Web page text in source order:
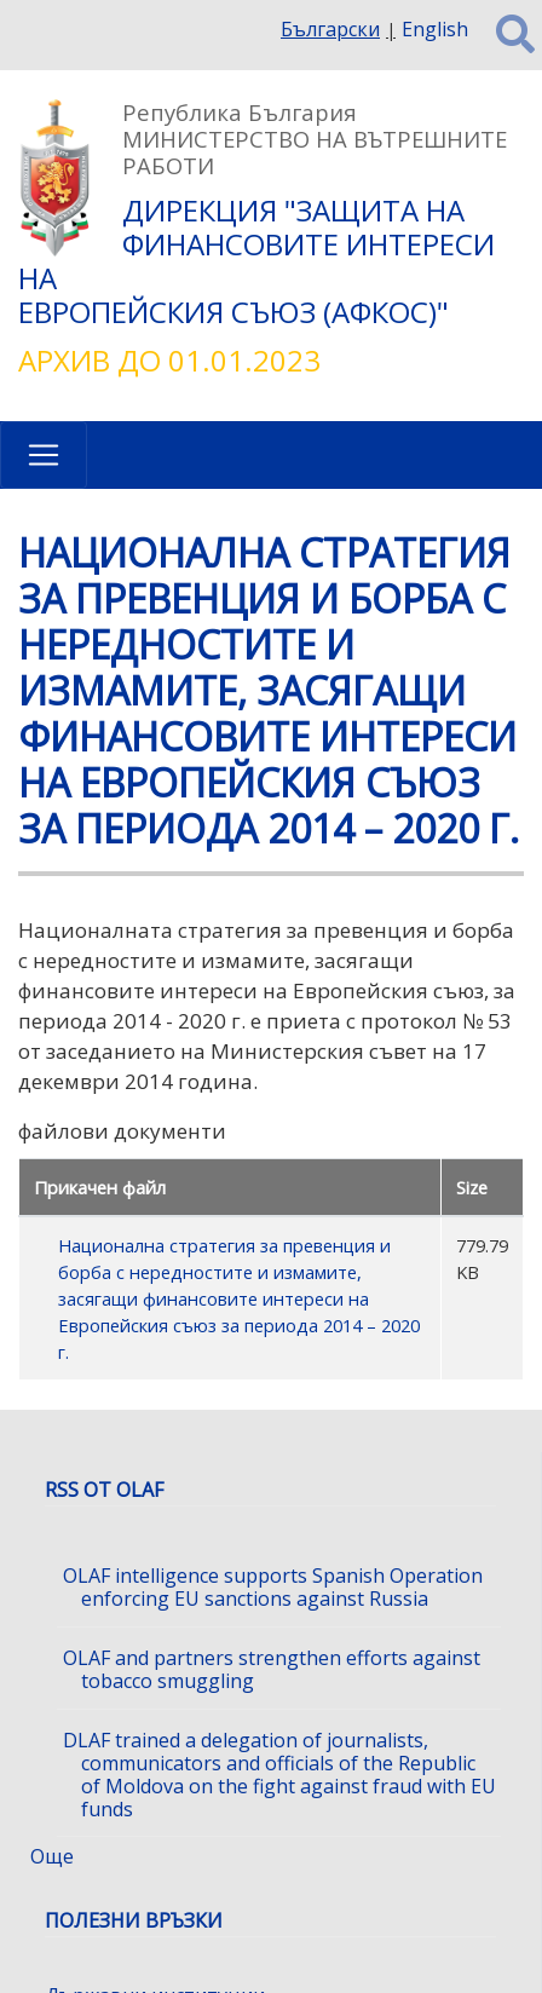
Премини
към
основното
съдържание
Български English
Република България
МИНИСТЕРСТВО НА ВЪТРЕШНИТЕ
РАБОТИ
ДИРЕКЦИЯ "ЗАЩИТА НА
ФИНАНСОВИТЕ ИНТЕРЕСИ
НА
ЕВРОПЕЙСКИЯ СЪЮЗ (АФКОС)"
АРХИВ ДО 01.01.2023
НАЦИОНАЛНА СТРАТЕГИЯ
ЗА ПРЕВЕНЦИЯ И БОРБА С
НЕРЕДНОСТИТЕ И
ИЗМАМИТЕ, ЗАСЯГАЩИ
ФИНАНСОВИТЕ ИНТЕРЕСИ
НА ЕВРОПЕЙСКИЯ СЪЮЗ
ЗА ПЕРИОДА 2014 – 2020 Г.
Националната стратегия за превенция и борба
с нередностите и измамите, засягащи
финансовите интереси на Европейския съюз, за
периода 2014 - 2020 г. е приета с протокол № 53
от заседанието на Министерския съвет на 17
декември 2014 година.
файлови документи
Прикачен файл Size
Национална стратегия за превенция и
борба с нередностите и измамите,
засягащи финансовите интереси на
Европейския съюз за периода 2014 – 2020
г.
779.79
KB
RSS ОТ OLAF
OLAF intelligence supports Spanish Operation
enforcing EU sanctions against Russia
OLAF and partners strengthen efforts against
tobacco smuggling
DLAF trained a delegation of journalists,
communicators and officials of the Republic
of Moldova on the fight against fraud with EU
funds
Още
ПОЛЕЗНИ ВРЪЗКИ